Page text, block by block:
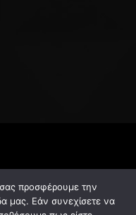
προσφέρουμε την
μας. Εάν συνεχίσετε να